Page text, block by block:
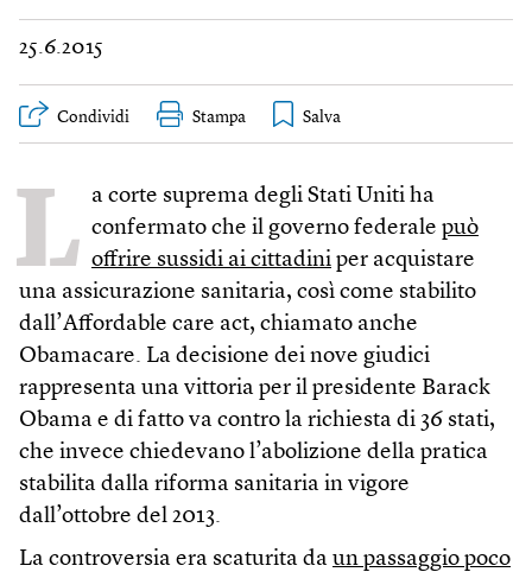
25.6.2015
Condividi Stampa
L a corte suprema degli Stati Uniti ha
confermato che il governo federale può
offrire sussidi ai cittadini per acquistare
una assicurazione sanitaria, così come stabilito
dall’Affordable care act, chiamato anche
Obamacare. La decisione dei nove giudici
rappresenta una vittoria per il presidente Barack
Obama e di fatto va contro la richiesta di 36 stati,
che invece chiedevano l’abolizione della pratica
stabilita dalla riforma sanitaria in vigore
dall’ottobre del 2013.
La controversia era scaturita da un passaggio poco